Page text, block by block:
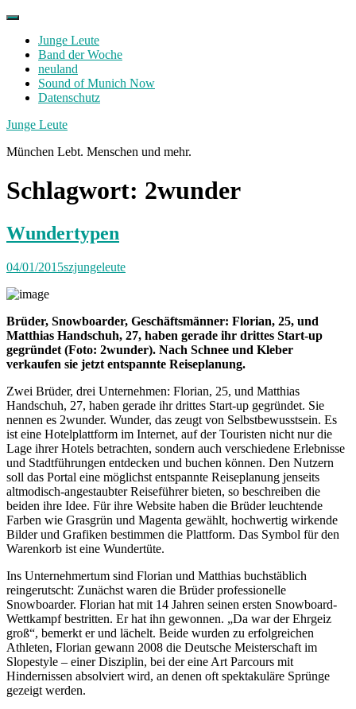
Skip
contentJunge Leute
Band der Woche
neuland
Sound of Munich Now
Datenschutz
Facebook
Twitter
Instagram
Junge Leute
München Lebt. Menschen und mehr.
Schlagwort: 2wunder
Wundertypen
04/01/2015szjungeleute
Brüder, Snowboarder, Geschäftsmänner: Florian, 25, und
Matthias Handschuh, 27, haben gerade ihr drittes Start-up
gegründet (Foto: 2wunder). Nach Schnee und Kleber
verkaufen sie jetzt entspannte Reiseplanung.
Zwei Brüder, drei Unternehmen: Florian, 25, und Matthias
Handschuh, 27, haben gerade ihr drittes Start-up gegründet. Sie
nennen es 2wunder. Wunder, das zeugt von Selbstbewusstsein. Es
ist eine Hotelplattform im Internet, auf der Touristen nicht nur die
Lage ihrer Hotels betrachten, sondern auch verschiedene Erlebnisse
und Stadtführungen entdecken und buchen können. Den Nutzern
soll das Portal eine möglichst entspannte Reiseplanung jenseits
altmodisch-angestaubter Reiseführer bieten, so beschreiben die
beiden ihre Idee. Für ihre Website haben die Brüder leuchtende
Farben wie Grasgrün und Magenta gewählt, hochwertig wirkende
Bilder und Grafiken bestimmen die Plattform. Das Symbol für den
Warenkorb ist eine Wundertüte.
Ins Unternehmertum sind Florian und Matthias buchstäblich
reingerutscht: Zunächst waren die Brüder professionelle
Snowboarder. Florian hat mit 14 Jahren seinen ersten Snowboard-
Wettkampf bestritten. Er hat ihn gewonnen. „Da war der Ehrgeiz
groß“, bemerkt er und lächelt. Beide wurden zu erfolgreichen
Athleten, Florian gewann 2008 die Deutsche Meisterschaft im
Slopestyle – einer Disziplin, bei der eine Art Parcours mit
Hindernissen absolviert wird, an denen oft spektakuläre Sprünge
gezeigt werden.